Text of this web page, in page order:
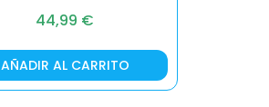
44,99 €
AÑADIR AL CARRITO